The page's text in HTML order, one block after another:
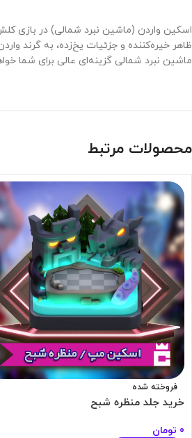
اسکین واردن (ماشین نبرد شمالی) در بازی
ظاهر خیره‌کننده و جزئیات یخ‌زده، به گرند
ماشین نبرد شمالی گزینه‌ای عالی برای شما
محصولات مرتبط
فروخته شده
خرید جلد منظره شبح
0 تومان